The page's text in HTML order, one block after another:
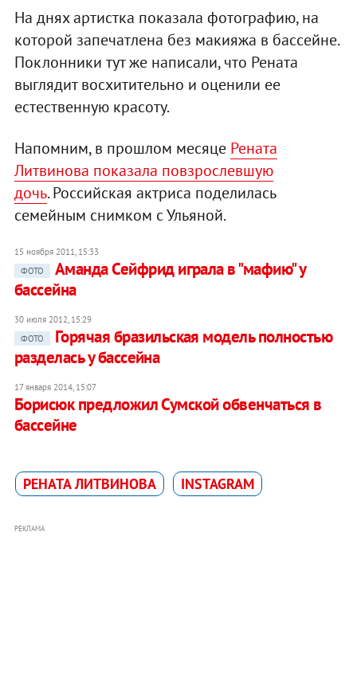
На днях артистка показала фотографию, на
которой запечатлена без макияжа в бассейне.
Поклонники тут же написали, что Рената
выглядит восхитительно и оценили ее
естественную красоту.
Напомним, в прошлом месяце Рената
Литвинова показала повзрослевшую
дочь. Российская актриса поделилась
семейным снимком с Ульяной.
15 ноября 2011, 15:33
ФОТО
Аманда Сейфрид играла в "мафию" у
бассейна
30 июля 2012, 15:29
ФОТО
Горячая бразильская модель полностью
разделась у бассейна
17 января 2014, 15:07
Борисюк предложил Сумской обвенчаться в
бассейне
РЕНАТА ЛИТВИНОВА INSTAGRAM
РЕКЛАМА